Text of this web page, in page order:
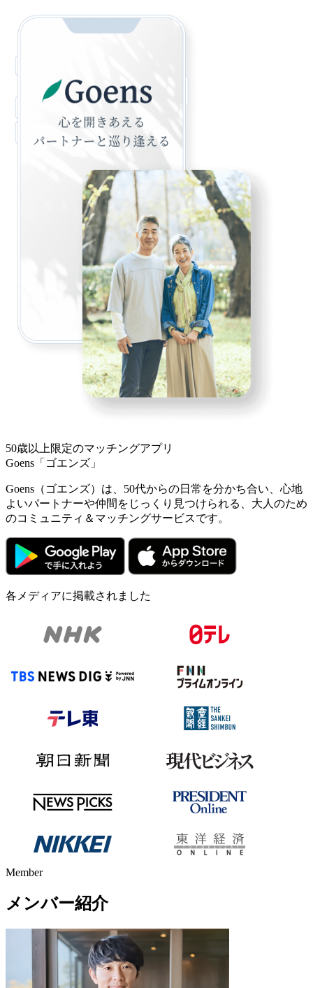
50歳以上限定のマッチングアプリ
Goens「ゴエンズ」
Goens（ゴエンズ）は、50代からの日常を分かち合い、心地
よいパートナーや仲間をじっくり見つけられる、大人のため
のコミュニティ＆マッチングサービスです。
各メディアに掲載されました
Member
メンバー紹介